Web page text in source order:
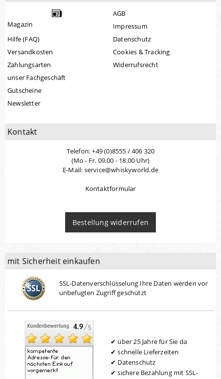
Magazin
Hilfe (FAQ)
Versandkosten
Zahlungsarten
unser Fachgeschäft
Gutscheine
Newsletter
AGB
Impressum
Datenschutz
Cookies & Tracking
Widerrufsrecht
Kontakt
Telefon: +49 (0)8555 / 406 320
(Mo - Fr. 09.00 - 18.00 Uhr)
E-Mail: service@whiskyworld.de
Kontaktformular
Bestellung widerrufen
mit Sicherheit einkaufen
SSL-Datenverschlüsselung Ihre Daten werden vor
unbefugten Zugriff geschützt
über 25 Jahre für Sie da
schnelle Lieferzeiten
Datenschutz
sichere Bezahlung mit SSL-